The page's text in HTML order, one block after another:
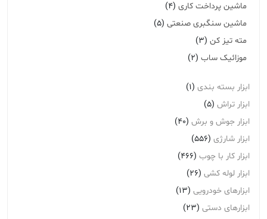
ماشین پرداخت کاری (4)
ماشین سنگبری صنعتی (5)
مته تیز کن (3)
موزائیک ساب (2)
ابزار بسته بندی (1)
ابزار تراش (5)
ابزار جوش و برش (40)
ابزار شارژی (556)
ابزار کار با چوب (466)
ابزار لوله کشی (26)
ابزارهای خودرویی (13)
ابزارهای دستی (23)